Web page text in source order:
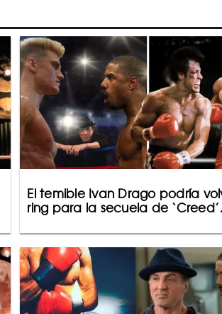
El temible Ivan Drago podría
ring para la secuela de